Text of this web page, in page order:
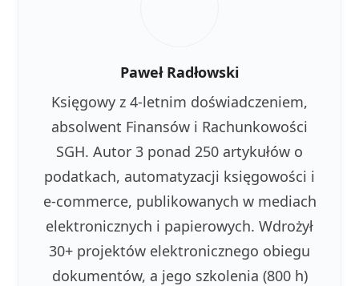
Paweł Radłowski
Księgowy z 4-letnim doświadczeniem,
absolwent Finansów i Rachunkowości
SGH. Autor 3 ponad 250 artykułów o
podatkach, automatyzacji księgowości i
e-commerce, publikowanych w mediach
elektronicznych i papierowych. Wdrożył
30+ projektów elektronicznego obiegu
dokumentów, a jego szkolenia (800 h)